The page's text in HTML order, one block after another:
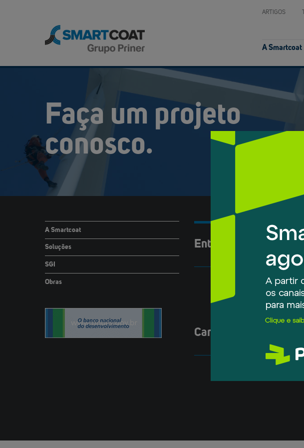
ARTIGOS
A Smartcoat
Faça um projeto
conosco.
A Smartcoat
Soluções
SGI
Obras
Entre em contato
Canal de Denúncias